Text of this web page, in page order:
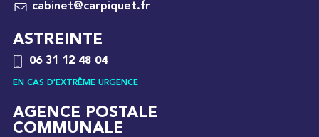
cabinet@carpiquet.fr
ASTREINTE
06 31 12 48 04
EN CAS D'EXTRÊME URGENCE
AGENCE POSTALE
COMMUNALE